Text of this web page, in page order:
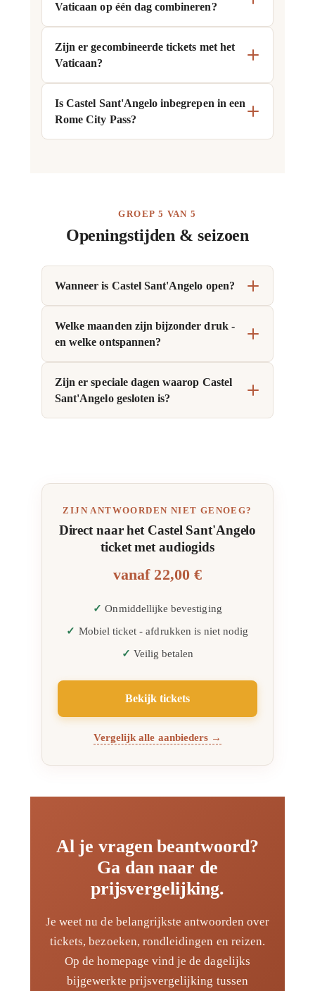
Vaticaan op één dag combineren?
Zijn er gecombineerde tickets met het
Vaticaan?
Is Castel Sant'Angelo inbegrepen in een
Rome City Pass?
GROEP 5 VAN 5
Openingstijden & seizoen
Wanneer is Castel Sant'Angelo open?
Welke maanden zijn bijzonder druk -
en welke ontspannen?
Zijn er speciale dagen waarop Castel
Sant'Angelo gesloten is?
ZIJN ANTWOORDEN NIET GENOEG?
Direct naar het Castel Sant'Angelo
ticket met audiogids
vanaf 22,00 €
Onmiddellijke bevestiging
Mobiel ticket - afdrukken is niet nodig
Veilig betalen
Bekijk tickets
Vergelijk alle aanbieders →
Al je vragen beantwoord?
Ga dan naar de
prijsvergelijking.
Je weet nu de belangrijkste antwoorden over
tickets, bezoeken, rondleidingen en reizen.
Op de homepage vind je de dagelijks
bijgewerkte prijsvergelijking tussen